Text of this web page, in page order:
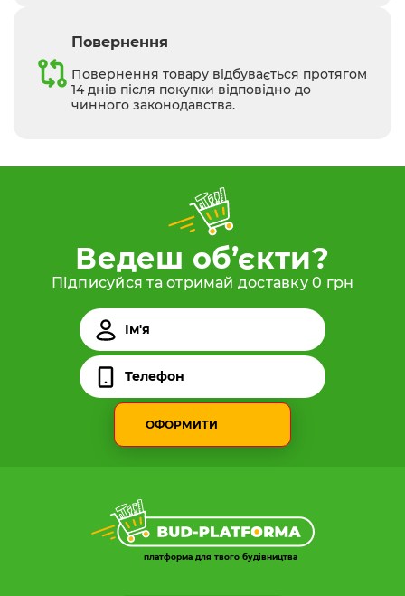
Повернення
Повернення товару відбувається протягом
14 днів після покупки відповідно до
чинного законодавства.
Ведеш об’єкти?
Підписуйся та отримай доставку 0 грн
ОФОРМИТИ
платформа для твого будівництва